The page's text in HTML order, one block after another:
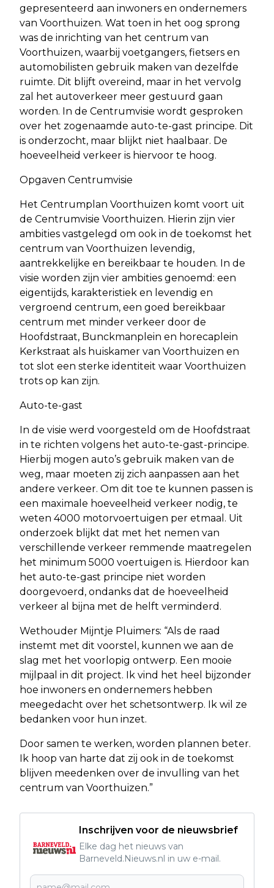
gepresenteerd aan inwoners en ondernemers
van Voorthuizen. Wat toen in het oog sprong
was de inrichting van het centrum van
Voorthuizen, waarbij voetgangers, fietsers en
automobilisten gebruik maken van dezelfde
ruimte. Dit blijft overeind, maar in het vervolg
zal het autoverkeer meer gestuurd gaan
worden. In de Centrumvisie wordt gesproken
over het zogenaamde auto-te-gast principe. Dit
is onderzocht, maar blijkt niet haalbaar. De
hoeveelheid verkeer is hiervoor te hoog.
Opgaven Centrumvisie
Het Centrumplan Voorthuizen komt voort uit
de Centrumvisie Voorthuizen. Hierin zijn vier
ambities vastgelegd om ook in de toekomst het
centrum van Voorthuizen levendig,
aantrekkelijke en bereikbaar te houden. In de
visie worden zijn vier ambities genoemd: een
eigentijds, karakteristiek en levendig en
vergroend centrum, een goed bereikbaar
centrum met minder verkeer door de
Hoofdstraat, Bunckmanplein en horecaplein
Kerkstraat als huiskamer van Voorthuizen en
tot slot een sterke identiteit waar Voorthuizen
trots op kan zijn.
Auto-te-gast
In de visie werd voorgesteld om de Hoofdstraat
in te richten volgens het auto-te-gast-principe.
Hierbij mogen auto’s gebruik maken van de
weg, maar moeten zij zich aanpassen aan het
andere verkeer. Om dit toe te kunnen passen is
een maximale hoeveelheid verkeer nodig, te
weten 4000 motorvoertuigen per etmaal. Uit
onderzoek blijkt dat met het nemen van
verschillende verkeer remmende maatregelen
het minimum 5000 voertuigen is. Hierdoor kan
het auto-te-gast principe niet worden
doorgevoerd, ondanks dat de hoeveelheid
verkeer al bijna met de helft verminderd.
Wethouder Mijntje Pluimers: “Als de raad
instemt met dit voorstel, kunnen we aan de
slag met het voorlopig ontwerp. Een mooie
mijlpaal in dit project. Ik vind het heel bijzonder
hoe inwoners en ondernemers hebben
meegedacht over het schetsontwerp. Ik wil ze
bedanken voor hun inzet.
Door samen te werken, worden plannen beter.
Ik hoop van harte dat zij ook in de toekomst
blijven meedenken over de invulling van het
centrum van Voorthuizen.”
Inschrijven voor de nieuwsbrief
Elke dag het nieuws van
Barneveld.Nieuws.nl in uw e-mail.